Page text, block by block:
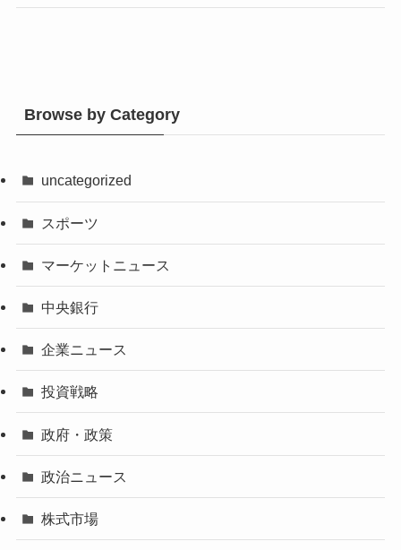
Browse by Category
uncategorized
スポーツ
マーケットニュース
中央銀行
企業ニュース
投資戦略
政府・政策
政治ニュース
株式市場